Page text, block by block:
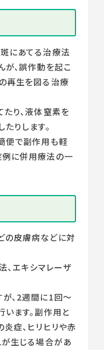
にあてる治療法
が、誤作動を起こ
再生を図る治療
たり、液体窒素を
りします。
便で副作用も軽
例に併用療法の一
の皮膚病などに対
、エキシマレーザ
、2週間に1回～
ます。副作用と
症、ヒリヒリや赤
が生じる場合があ